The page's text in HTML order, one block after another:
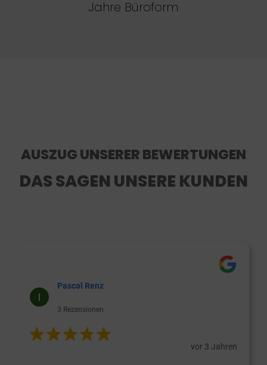
Jahre Büroform
AUSZUG UNSERER BEWERTUNGEN
DAS SAGEN UNSERE KUNDEN
Pascal Renz
3 Rezensionen
vor 3 Jahren